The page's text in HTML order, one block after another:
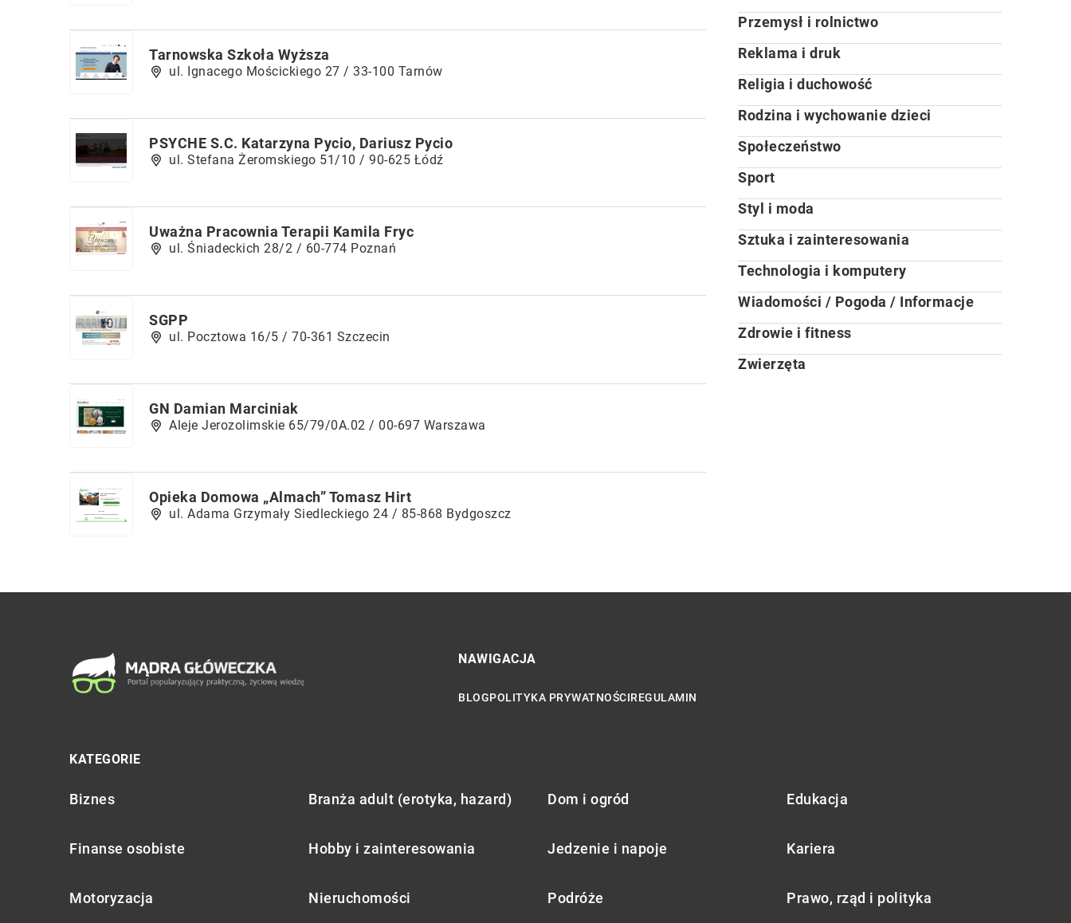
Tarnowska Szkoła Wyższa
ul. Ignacego Mościckiego 27 / 33-100 Tarnów
PSYCHE S.C. Katarzyna Pycio, Dariusz Pycio
ul. Stefana Żeromskiego 51/10 / 90-625 Łódź
Uważna Pracownia Terapii Kamila Fryc
ul. Śniadeckich 28/2 / 60-774 Poznań
SGPP
ul. Pocztowa 16/5 / 70-361 Szczecin
GN Damian Marciniak
Aleje Jerozolimskie 65/79/0A.02 / 00-697 Warszawa
Opieka Domowa „Almach” Tomasz Hirt
ul. Adama Grzymały Siedleckiego 24 / 85-868 Bydgoszcz
Przemysł i rolnictwo
Reklama i druk
Religia i duchowość
Rodzina i wychowanie dzieci
Społeczeństwo
Sport
Styl i moda
Sztuka i zainteresowania
Technologia i komputery
Wiadomości / Pogoda / Informacje
Zdrowie i fitness
Zwierzęta
NAWIGACJA
BLOGPOLITYKA PRYWATNOŚCIREGULAMIN
KATEGORIE
Biznes Branża adult (erotyka, hazard) Dom i ogród Edukacja
Finanse osobiste Hobby i zainteresowania Jedzenie i napoje Kariera
Motoryzacja Nieruchomości Podróże Prawo, rząd i polityka